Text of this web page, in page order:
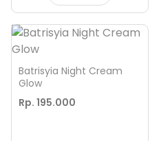
Batrisyia Night Cream
Glow
Rp. 195.000